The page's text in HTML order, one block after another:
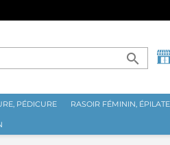
DÈS 70€ ⭐
search
PÉDICURE RASOIR FÉMININ,